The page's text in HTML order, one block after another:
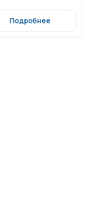
Подробнее